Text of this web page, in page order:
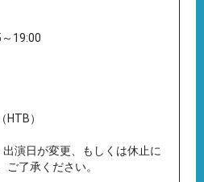
19:00
）
演日が変更、もしくは休止に
了承ください。